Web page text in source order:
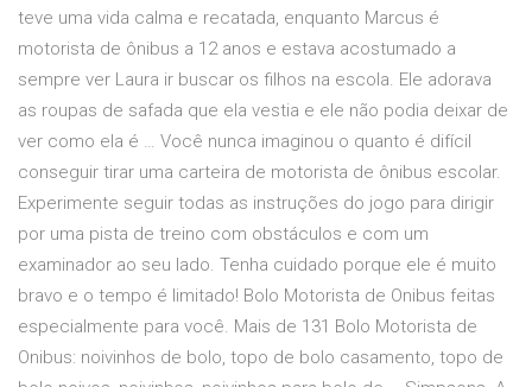
teve uma vida calma e recatada, enquanto Marcus é
motorista de ônibus a 12 anos e estava acostumado a
sempre ver Laura ir buscar os filhos na escola. Ele adorava
as roupas de safada que ela vestia e ele não podia deixar de
ver como ela é … Você nunca imaginou o quanto é difícil
conseguir tirar uma carteira de motorista de ônibus escolar.
Experimente seguir todas as instruções do jogo para dirigir
por uma pista de treino com obstáculos e com um
examinador ao seu lado. Tenha cuidado porque ele é muito
bravo e o tempo é limitado! Bolo Motorista de Onibus feitas
especialmente para você. Mais de 131 Bolo Motorista de
Onibus: noivinhos de bolo, topo de bolo casamento, topo de